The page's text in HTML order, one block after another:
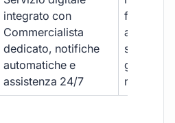
integrato con
Commercialista
dedicato, notifiche
automatiche e
assistenza 24/7
studio e
gestione
manuale